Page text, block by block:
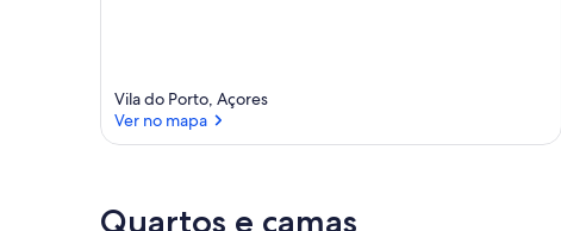
Vila do Porto, Açores
Ver no mapa
Quartos e camas